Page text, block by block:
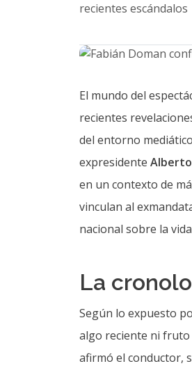
recientes escándalos
El mundo del
recientes
del entorno
expresidente
en un contexto de
vinculan al
nacional sobre la
La
Según lo expuesto
algo reciente ni fruto
afirmó el conductor,